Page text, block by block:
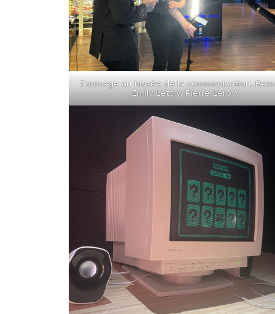
Tournage au Musée de la communication,
Emily Lettry, Pierre Leroy